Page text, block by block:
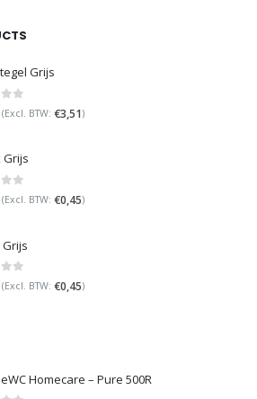
Grijs
of 5
(Excl. BTW: €3,51)
Grijs
of 5
(Excl. BTW: €0,45)
Grijs
of 5
(Excl. BTW: €0,45)
Homecare – Pure 500R